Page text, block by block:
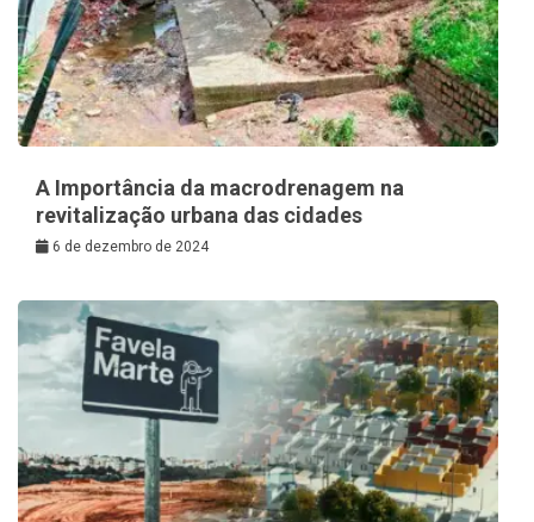
A Importância da macrodrenagem na
revitalização urbana das cidades
6 de dezembro de 2024